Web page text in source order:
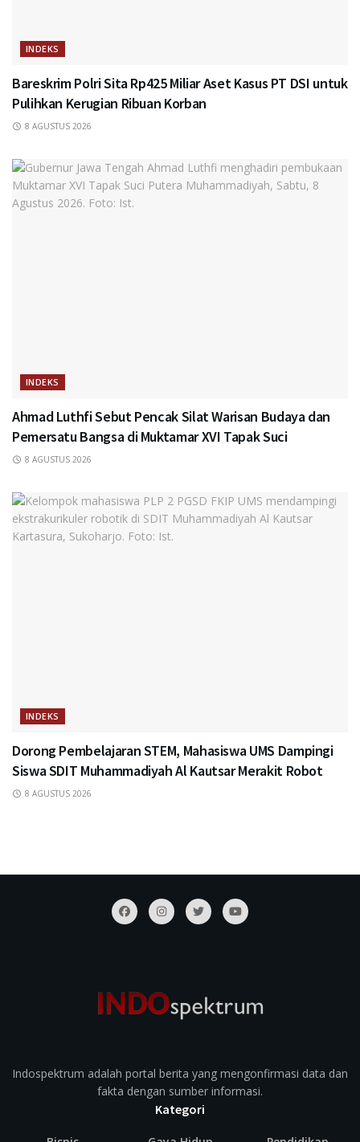
INDEKS
Bareskrim Polri Sita Rp425 Miliar Aset Kasus PT DSI untuk
Pulihkan Kerugian Ribuan Korban
8 AGUSTUS 2026
INDEKS
Ahmad Luthfi Sebut Pencak Silat Warisan Budaya dan
Pemersatu Bangsa di Muktamar XVI Tapak Suci
8 AGUSTUS 2026
INDEKS
Dorong Pembelajaran STEM, Mahasiswa UMS Dampingi
Siswa SDIT Muhammadiyah Al Kautsar Merakit Robot
8 AGUSTUS 2026
Indospektrum adalah portal berita yang mengonfirmasi data dan
fakta dengan sumber informasi.
Kategori